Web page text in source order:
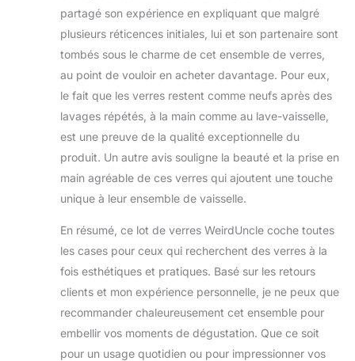
partagé son expérience en expliquant que malgré
plusieurs réticences initiales, lui et son partenaire sont
tombés sous le charme de cet ensemble de verres,
au point de vouloir en acheter davantage. Pour eux,
le fait que les verres restent comme neufs après des
lavages répétés, à la main comme au lave-vaisselle,
est une preuve de la qualité exceptionnelle du
produit. Un autre avis souligne la beauté et la prise en
main agréable de ces verres qui ajoutent une touche
unique à leur ensemble de vaisselle.
En résumé, ce lot de verres WeirdUncle coche toutes
les cases pour ceux qui recherchent des verres à la
fois esthétiques et pratiques. Basé sur les retours
clients et mon expérience personnelle, je ne peux que
recommander chaleureusement cet ensemble pour
embellir vos moments de dégustation. Que ce soit
pour un usage quotidien ou pour impressionner vos